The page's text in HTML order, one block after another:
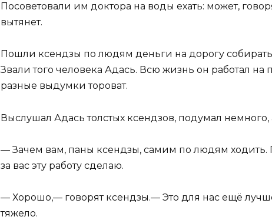
Посоветовали им доктора на воды ехать: может,
вытянет.
Пошли ксендзы по людям деньги на дорогу
Звали того человека Адась. Всю жизнь он работал
разные выдумки тороват.
Выслушал Адась толстых ксендзов, подумал немного,
— Зачем вам, паны ксендзы, самим по людям ходить.
за вас эту работу сделаю.
— Хорошо,— говорят ксендзы.— Это для нас ещё
тяжело.